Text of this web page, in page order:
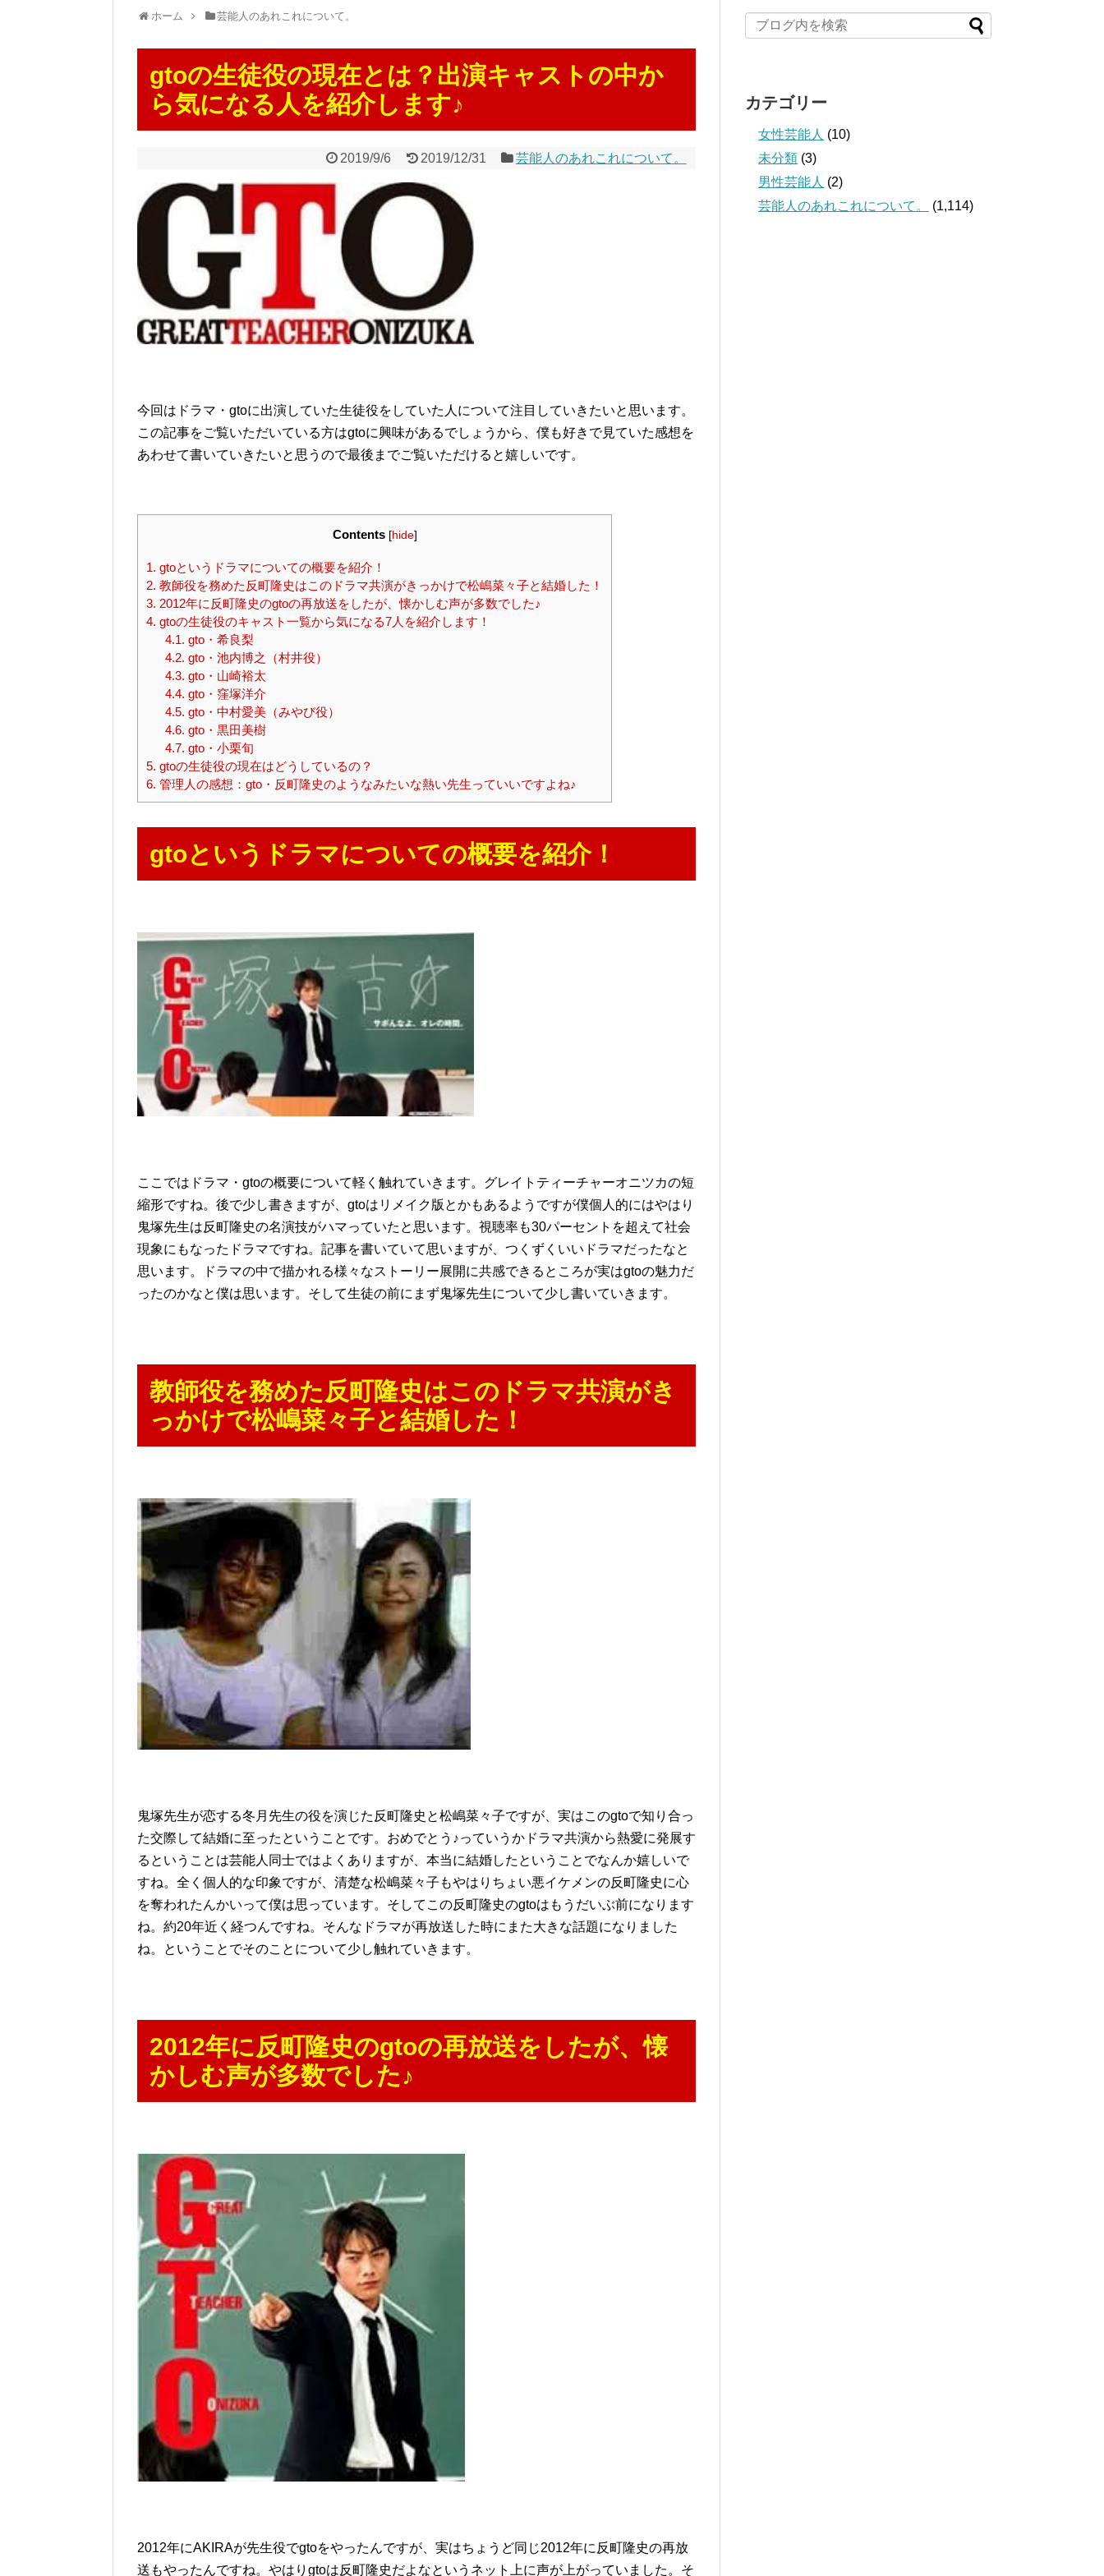
ホーム 芸能人のあれこれについて。
gtoの生徒役の現在とは？出演キャストの中か
ら気になる人を紹介します♪
2019/9/6 2019/12/31 芸能人のあれこれについて。
今回はドラマ・gtoに出演していた生徒役をしていた人について注目していきたいと思います。
この記事をご覧いただいている方はgtoに興味があるでしょうから、僕も好きで見ていた感想を
あわせて書いていきたいと思うので最後までご覧いただけると嬉しいです。
Contents [hide]
1. gtoというドラマについての概要を紹介！
2. 教師役を務めた反町隆史はこのドラマ共演がきっかけで松嶋菜々子と結婚した！
3. 2012年に反町隆史のgtoの再放送をしたが、懐かしむ声が多数でした♪
4. gtoの生徒役のキャスト一覧から気になる7人を紹介します！
4.1. gto・希良梨
4.2. gto・池内博之（村井役）
4.3. gto・山崎裕太
4.4. gto・窪塚洋介
4.5. gto・中村愛美（みやび役）
4.6. gto・黒田美樹
4.7. gto・小栗旬
5. gtoの生徒役の現在はどうしているの？
6. 管理人の感想：gto・反町隆史のようなみたいな熱い先生っていいですよね♪
gtoというドラマについての概要を紹介！
ここではドラマ・gtoの概要について軽く触れていきます。グレイトティーチャーオニツカの短
縮形ですね。後で少し書きますが、gtoはリメイク版とかもあるようですが僕個人的にはやはり
鬼塚先生は反町隆史の名演技がハマっていたと思います。視聴率も30パーセントを超えて社会
現象にもなったドラマですね。記事を書いていて思いますが、つくずくいいドラマだったなと
思います。ドラマの中で描かれる様々なストーリー展開に共感できるところが実はgtoの魅力だ
ったのかなと僕は思います。そして生徒の前にまず鬼塚先生について少し書いていきます。
教師役を務めた反町隆史はこのドラマ共演がき
っかけで松嶋菜々子と結婚した！
鬼塚先生が恋する冬月先生の役を演じた反町隆史と松嶋菜々子ですが、実はこのgtoで知り合っ
た交際して結婚に至ったということです。おめでとう♪っていうかドラマ共演から熱愛に発展す
るということは芸能人同士ではよくありますが、本当に結婚したということでなんか嬉しいで
すね。全く個人的な印象ですが、清楚な松嶋菜々子もやはりちょい悪イケメンの反町隆史に心
を奪われたんかいって僕は思っています。そしてこの反町隆史のgtoはもうだいぶ前になります
ね。約20年近く経つんですね。そんなドラマが再放送した時にまた大きな話題になりました
ね。ということでそのことについて少し触れていきます。
2012年に反町隆史のgtoの再放送をしたが、懐
かしむ声が多数でした♪
2012年にAKIRAが先生役でgtoをやったんですが、実はちょうど同じ2012年に反町隆史の再放
送もやったんですね。やはりgtoは反町隆史だよなというネット上に声が上がっていました。そ
カテゴリー
女性芸能人 (10)
未分類 (3)
男性芸能人 (2)
芸能人のあれこれについて。
(1,114)